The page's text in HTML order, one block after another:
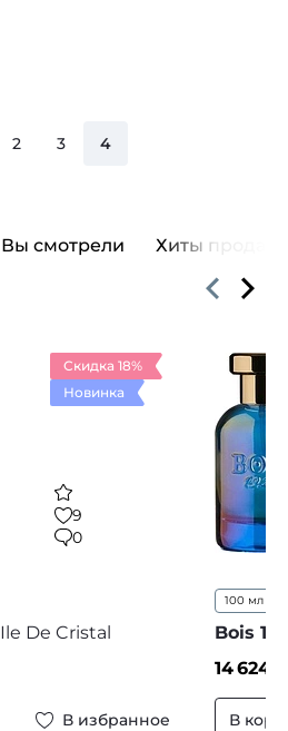
2 3 4
Вы смотрели Хиты продаж
Скидка 18%
Новинка
9
0
Ile De Cristal
В избранное
100 мл
Bois
14 624
В